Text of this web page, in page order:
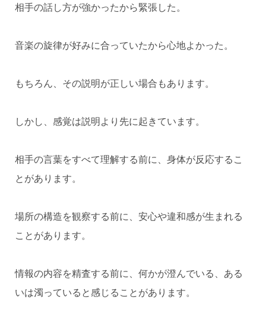
相手の話し方が強かったから緊張した。
音楽の旋律が好みに合っていたから心地よかった。
もちろん、その説明が正しい場合もあります。
しかし、感覚は説明より先に起きています。
相手の言葉をすべて理解する前に、身体が反応するこ
とがあります。
場所の構造を観察する前に、安心や違和感が生まれる
ことがあります。
情報の内容を精査する前に、何かが澄んでいる、ある
いは濁っていると感じることがあります。